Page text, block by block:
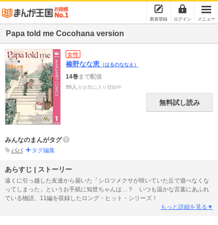
新規登録 ログイン メニュー
Papa told me Cocohana version
女性
榛野なな恵 （はるのななえ）
14巻まで配信
99人 がお気に入り登録中
無料試し読み
みんなのまんがタグ
パパ タグ編集
あらすじ | ストーリー
遠くに引っ越した友達から届いた「シロツメクサが咲いていた丘で遊べなくな
ってしまった」というお手紙に知世ちゃんは…？ いつも温かな言葉にあふれ
ている物語、11編を収録したロング・ヒット・シリーズ！
もっと詳細を見る▼